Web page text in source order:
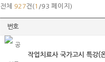
전체 927건(1 /93 페이지)
번호
작업치료사 국가고시 특강(